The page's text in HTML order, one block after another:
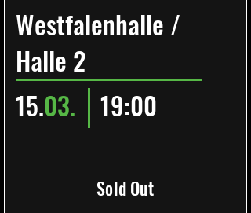
Westfalenhalle /
Halle 2
15.03. 19:00
Sold Out